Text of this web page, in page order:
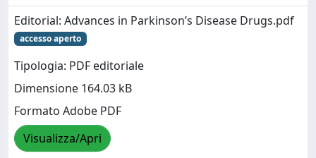
Editorial: Advances in Parkinson’s Disease Drugs.pdf
accesso aperto
Tipologia: PDF editoriale
Dimensione 164.03 kB
Formato Adobe PDF
Visualizza/Apri